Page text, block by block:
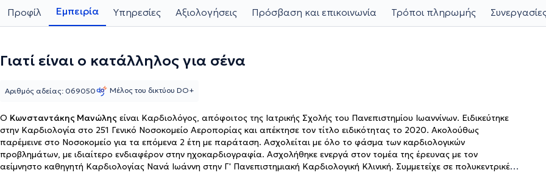
Προφίλ Εμπειρία Υπηρεσίες Αξιολογήσεις Πρόσβαση και επικοινωνία Τρόποι πληρωμής
Γιατί είναι ο κατάλληλος για σένα
Ο Κωνσταντάκης Μανώλης είναι Καρδιολόγος, απόφοιτος της Ιατρικής Σχολής του Πανεπιστημίου Ιωαννίνων. Ειδικεύτηκε
στην Καρδιολογία στο 251 Γενικό Νοσοκομείο Αεροπορίας και απέκτησε τον τίτλο ειδικότητας το 2020. Ακολούθως
παρέμεινε στο Νοσοκομείο για τα επόμενα 2 έτη με παράταση. Ασχολείται με όλο το φάσμα των καρδιολογικών
προβλημάτων, με ιδιαίτερο ενδιαφέρον στην ηχοκαρδιογραφία. Ασχολήθηκε ενεργά στον τομέα της έρευνας με τον
αείμνηστο καθηγητή Καρδιολογίας Νανά Ιωάννη στην Γ' Πανεπιστημιακή Καρδιολογική Κλινική. Συμμετείχε σε πολυκεντρικές
Αριθμός αδείας: 069050 Μέλος του δικτύου DO+